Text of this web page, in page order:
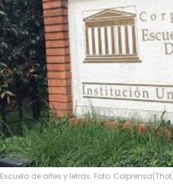
Escuela de artes y letras. Foto: Colprensa(Thot